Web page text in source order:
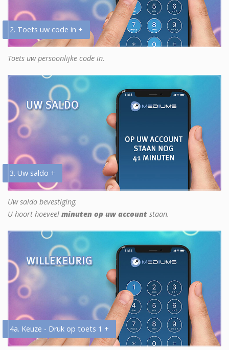
2. Toets uw code in +
Toets uw persoonlijke code in.
3. Uw saldo +
Uw saldo bevestiging.
U hoort hoeveel minuten op uw account staan.
4a. Keuze - Druk op toets 1 +